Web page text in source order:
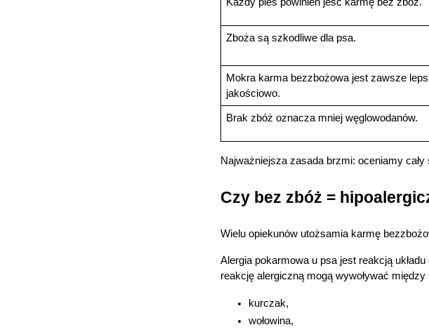
serwisu do Twoich
przycisku "Ustawienia"
Każdy pies powinien jeść karmę bez zbóż.
Zboża są szkodliwe dla psa.
Mokra karma bezzbożowa jest zawsze
jakościowo.
Brak zbóż oznacza mniej węglowodanów.
Najważniejsza zasada brzmi: oceniamy
Czy bez zbóż =
Wielu opiekunów utożsamia karmę
Alergia pokarmowa u psa jest reakcją
reakcję alergiczną mogą wywoływać między
kurczak,
wołowina,